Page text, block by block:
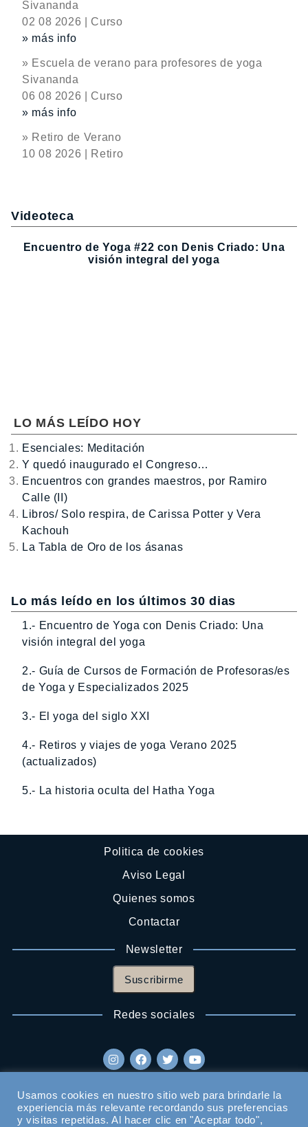
Sivananda
02 08 2026 | Curso
» más info
» Escuela de verano para profesores de yoga
Sivananda
06 08 2026 | Curso
» más info
» Retiro de Verano
10 08 2026 | Retiro
Videoteca
Encuentro de Yoga #22 con Denis Criado: Una
visión integral del yoga
LO MÁS LEÍDO HOY
Esenciales: Meditación
Y quedó inaugurado el Congreso…
Encuentros con grandes maestros, por Ramiro
Calle (II)
Libros/ Solo respira, de Carissa Potter y Vera
Kachouh
La Tabla de Oro de los ásanas
Lo más leído en los últimos 30 dias
1.- Encuentro de Yoga con Denis Criado: Una
visión integral del yoga
2.- Guía de Cursos de Formación de Profesoras/es
de Yoga y Especializados 2025
3.- El yoga del siglo XXI
4.- Retiros y viajes de yoga Verano 2025
(actualizados)
5.- La historia oculta del Hatha Yoga
Politica de cookies
Aviso Legal
Quienes somos
Contactar
Newsletter
Suscribirme
Redes sociales
Usamos cookies en nuestro sitio web para brindarle la
experiencia más relevante recordando sus preferencias
y visitas repetidas. Al hacer clic en "Aceptar todo",